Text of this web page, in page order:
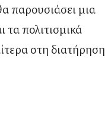
παρουσιάσει μια
πολιτισμικά
στη διατήρηση